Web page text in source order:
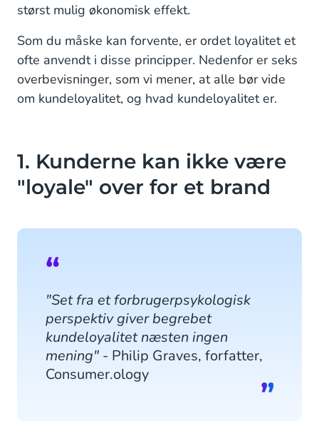
størst mulig økonomisk effekt.
Som du måske kan forvente, er ordet loyalitet et
ofte anvendt i disse principper. Nedenfor er seks
overbevisninger, som vi mener, at alle bør vide
om kundeloyalitet, og hvad kundeloyalitet er.
1. Kunderne kan ikke være
"loyale" over for et brand
"Set fra et forbrugerpsykologisk
perspektiv giver begrebet
kundeloyalitet næsten ingen
mening" - Philip Graves, forfatter,
Consumer.ology